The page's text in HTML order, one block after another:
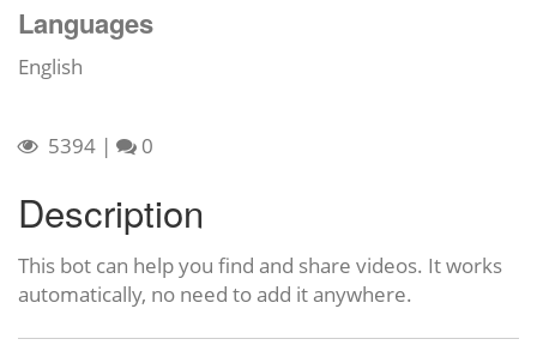
Languages
English
5394 | 0
Description
This bot can help you find and share videos. It works
automatically, no need to add it anywhere.